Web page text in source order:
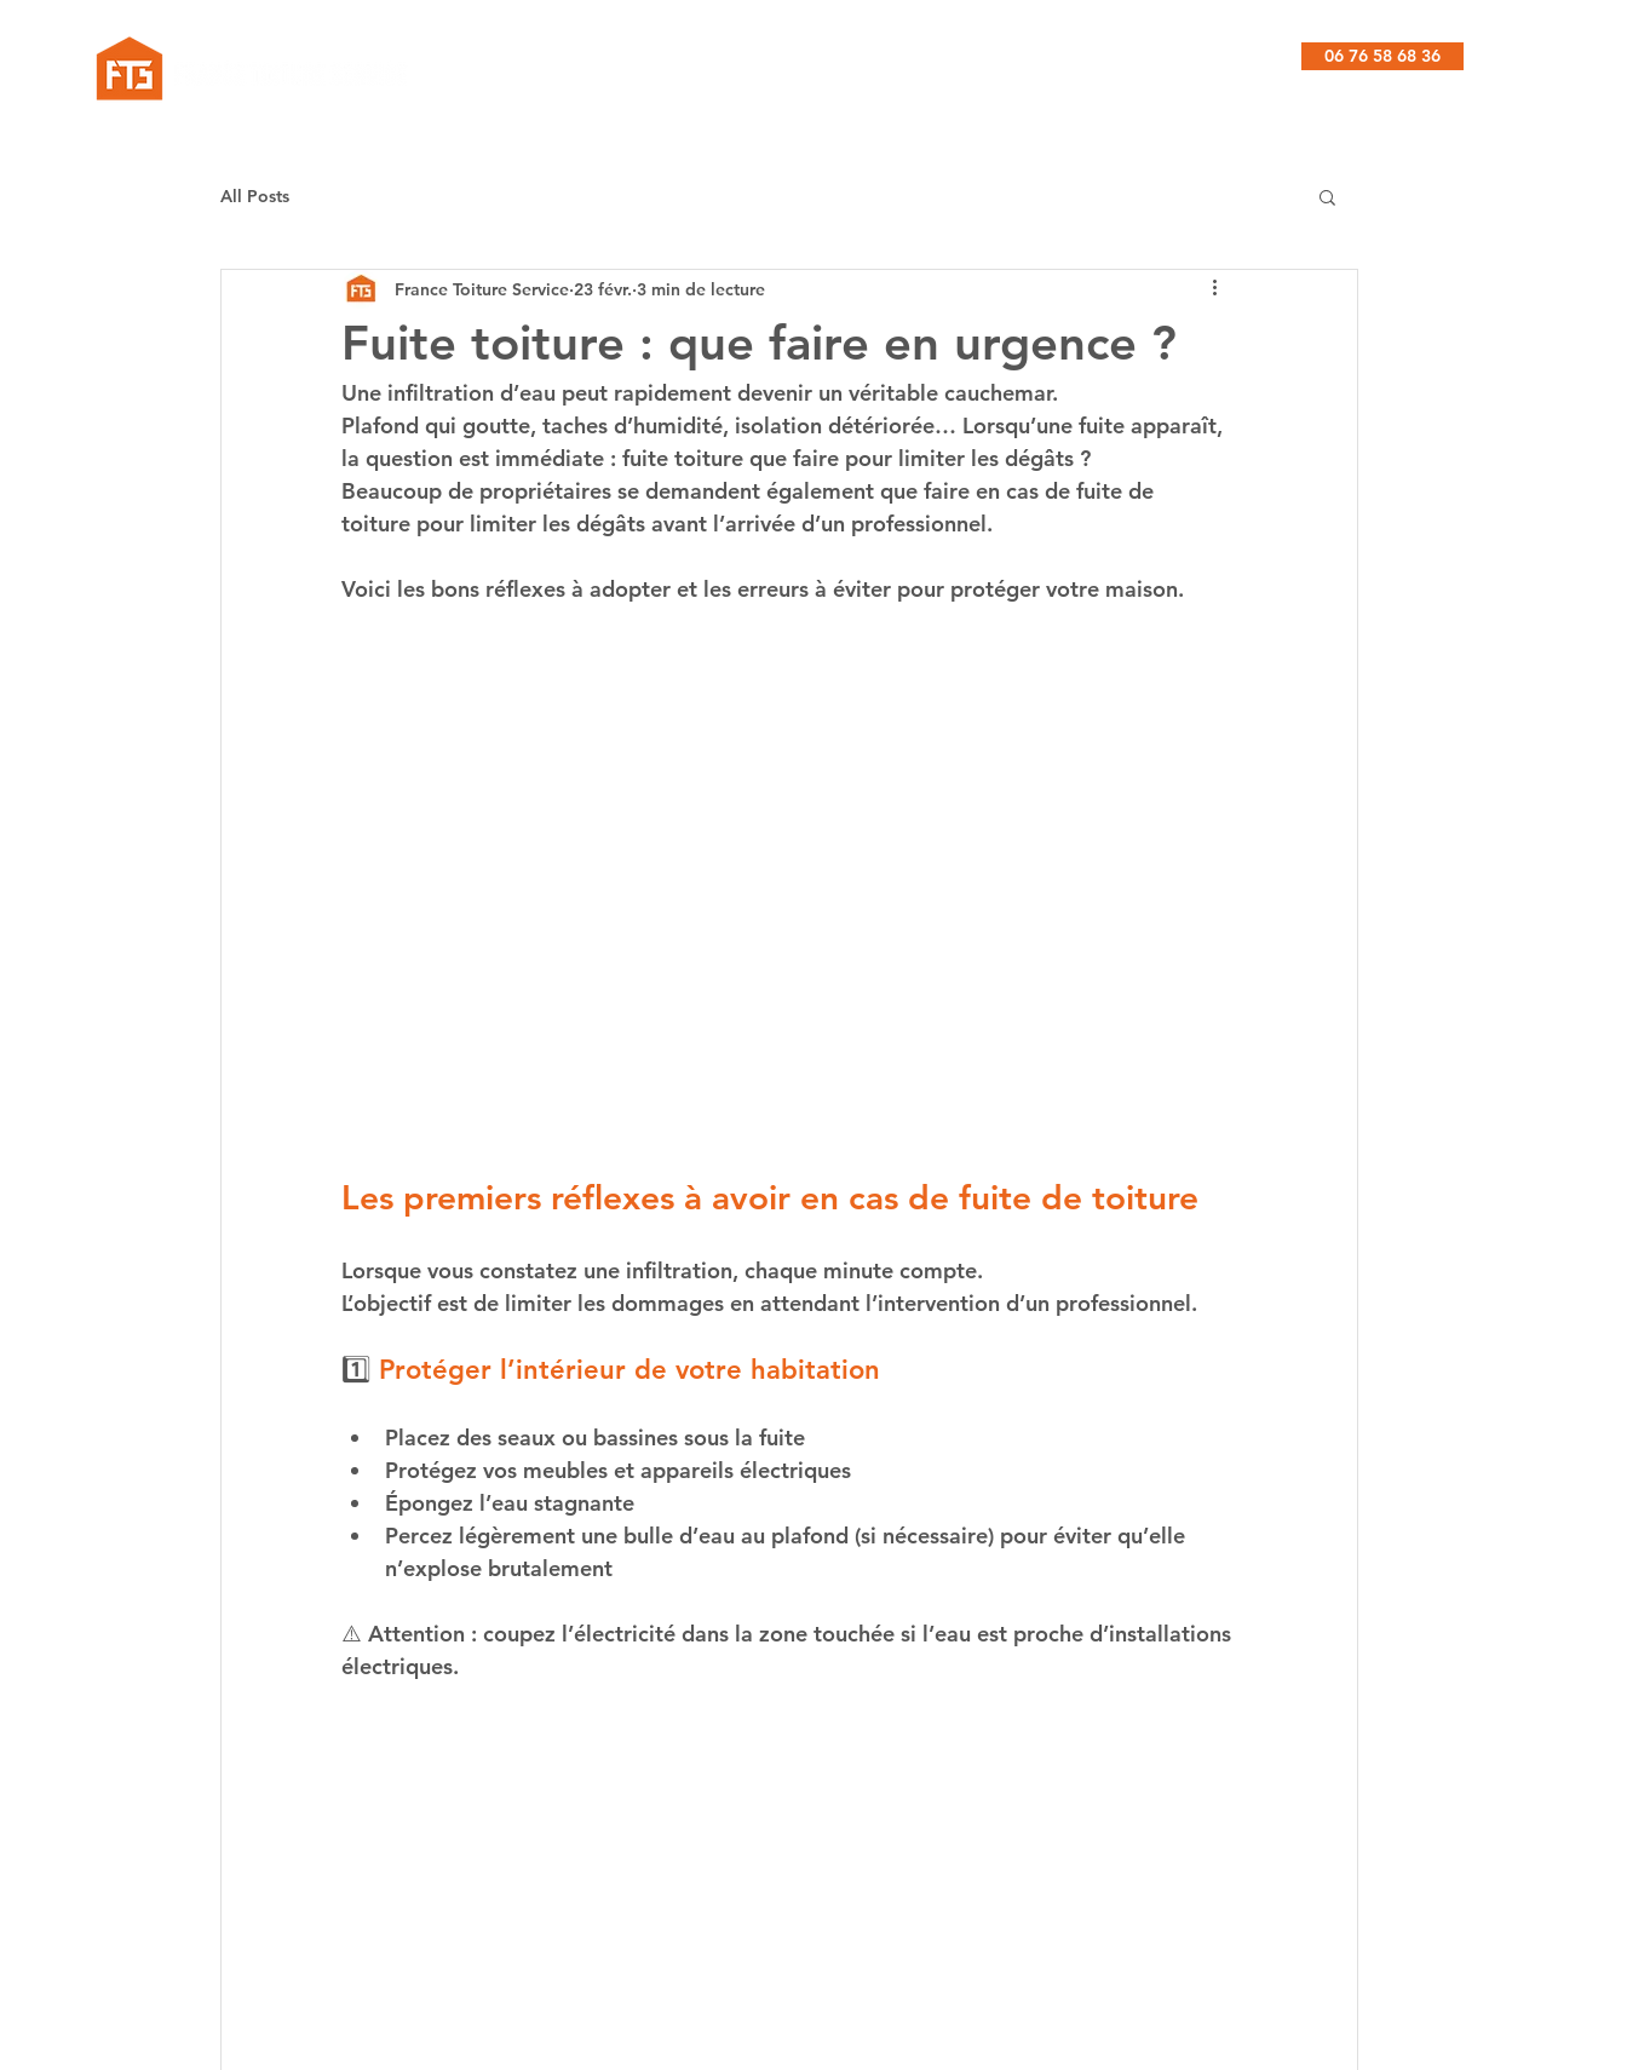
06 76 58 68 36
All Posts
Fuite toiture : que faire en urgence ?
France Toiture Service 23 févr. 3 min de lecture
Une infiltration d’eau peut rapidement devenir un véritable cauchemar.
Plafond qui goutte, taches d’humidité, isolation détériorée… Lorsqu’une fuite apparaît,
la question est immédiate : fuite toiture que faire pour limiter les dégâts ?
Beaucoup de propriétaires se demandent également que faire en cas de fuite de
toiture pour limiter les dégâts avant l’arrivée d’un professionnel.
Voici les bons réflexes à adopter et les erreurs à éviter pour protéger votre maison.
Les premiers réflexes à avoir en cas de fuite de toiture
Lorsque vous constatez une infiltration, chaque minute compte.
L’objectif est de limiter les dommages en attendant l’intervention d’un professionnel.
1️⃣ Protéger l’intérieur de votre habitation
Placez des seaux ou bassines sous la fuite
Protégez vos meubles et appareils électriques
Épongez l’eau stagnante
Percez légèrement une bulle d’eau au plafond (si nécessaire) pour éviter qu’elle
n’explose brutalement
⚠️ Attention : coupez l’électricité dans la zone touchée si l’eau est proche d’installations
électriques.